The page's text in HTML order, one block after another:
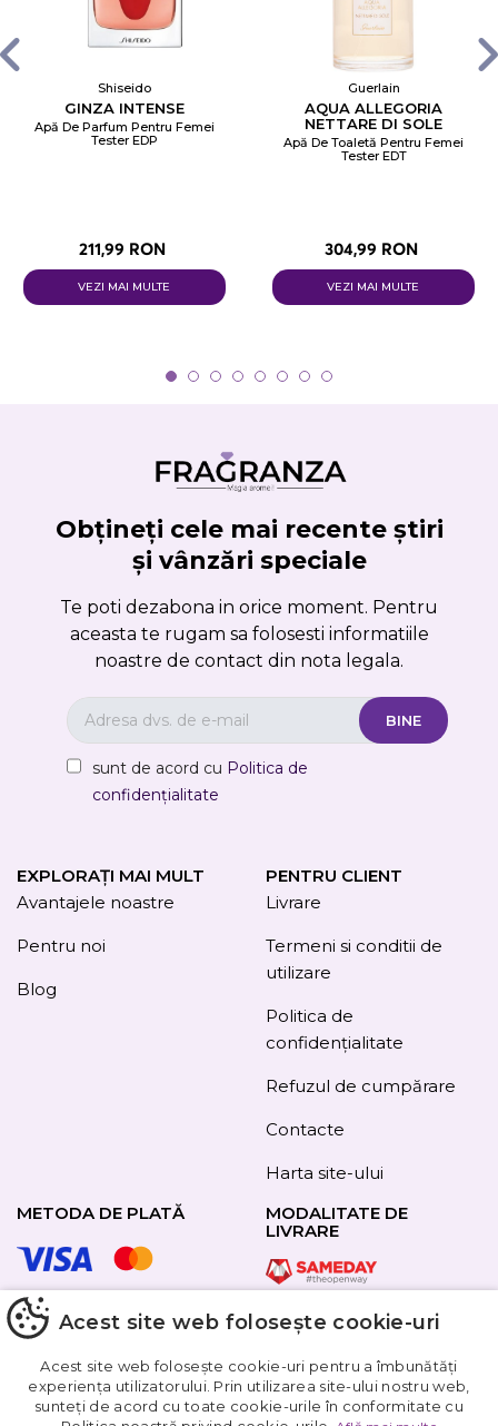
Shiseido
GINZA INTENSE
Apă De Parfum Pentru Femei
Tester EDP
211,99 RON
VEZI MAI MULTE
Guerlain
AQUA ALLEGORIA
NETTARE DI SOLE
Apă De Toaletă Pentru Femei
Tester EDT
304,99 RON
VEZI MAI MULTE
Obțineți cele mai recente știri
și vânzări speciale
Te poti dezabona in orice moment. Pentru
aceasta te rugam sa folosesti informatiile
noastre de contact din nota legala.
sunt de acord cu Politica de
confidențialitate
EXPLORAȚI MAI MULT
Avantajele noastre
Pentru noi
Blog
PENTRU CLIENT
Livrare
Termeni si conditii de
utilizare
Politica de
confidențialitate
Refuzul de cumpărare
Contacte
Harta site-ului
METODA DE PLATĂ
URMAȚI-NE
MODALITATE DE
LIVRARE
Obțineți
Acest site web folosește cookie-uri
Acest site web folosește cookie-uri pentru a îmbunătăți
experiența utilizatorului. Prin utilizarea site-ului nostru web,
sunteți de acord cu toate cookie-urile în conformitate cu